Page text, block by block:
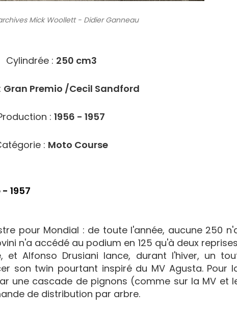
Mick Woollett - Didier Ganneau
Cylindrée : 250 cm3
Gran Premio /Cecil Sandford
: 1956 - 1957
: Moto Course
1957
pour Mondial : de toute l'année, aucune 250
n'a accédé au podium en 125 qu'à deux
et Alfonso Drusiani lance, durant l'hiver, un
son twin pourtant inspiré du MV Agusta. Pour
une cascade de pignons (comme sur la MV et
de distribution par arbre.